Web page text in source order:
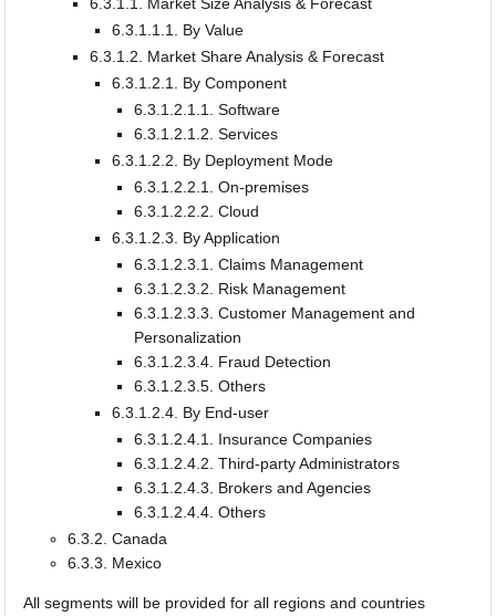
6.3.1.1.1. By Value
6.3.1.2. Market Share Analysis & Forecast
6.3.1.2.1. By Component
6.3.1.2.1.1. Software
6.3.1.2.1.2. Services
6.3.1.2.2. By Deployment Mode
6.3.1.2.2.1. On-premises
6.3.1.2.2.2. Cloud
6.3.1.2.3. By Application
6.3.1.2.3.1. Claims Management
6.3.1.2.3.2. Risk Management
6.3.1.2.3.3. Customer Management and
Personalization
6.3.1.2.3.4. Fraud Detection
6.3.1.2.3.5. Others
6.3.1.2.4. By End-user
6.3.1.2.4.1. Insurance Companies
6.3.1.2.4.2. Third-party Administrators
6.3.1.2.4.3. Brokers and Agencies
6.3.1.2.4.4. Others
6.3.2. Canada
6.3.3. Mexico
All segments will be provided for all regions and countries